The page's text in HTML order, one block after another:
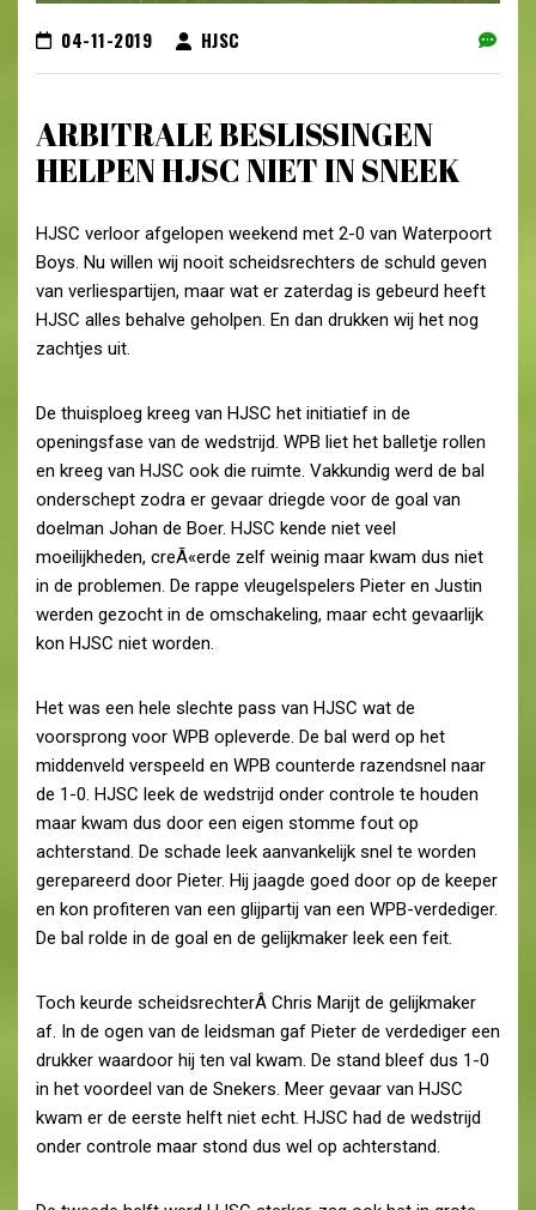
04-11-2019 HJSC
ARBITRALE BESLISSINGEN
HELPEN HJSC NIET IN SNEEK
HJSC verloor afgelopen weekend met 2-0 van Waterpoort
Boys. Nu willen wij nooit scheidsrechters de schuld geven
van verliespartijen, maar wat er zaterdag is gebeurd heeft
HJSC alles behalve geholpen. En dan drukken wij het nog
zachtjes uit.
De thuisploeg kreeg van HJSC het initiatief in de
openingsfase van de wedstrijd. WPB liet het balletje rollen
en kreeg van HJSC ook die ruimte. Vakkundig werd de bal
onderschept zodra er gevaar driegde voor de goal van
doelman Johan de Boer. HJSC kende niet veel
moeilijkheden, creÃ«erde zelf weinig maar kwam dus niet
in de problemen. De rappe vleugelspelers Pieter en Justin
werden gezocht in de omschakeling, maar echt gevaarlijk
kon HJSC niet worden.
Het was een hele slechte pass van HJSC wat de
voorsprong voor WPB opleverde. De bal werd op het
middenveld verspeeld en WPB counterde razendsnel naar
de 1-0. HJSC leek de wedstrijd onder controle te houden
maar kwam dus door een eigen stomme fout op
achterstand. De schade leek aanvankelijk snel te worden
gerepareerd door Pieter. Hij jaagde goed door op de keeper
en kon profiteren van een glijpartij van een WPB-verdediger.
De bal rolde in de goal en de gelijkmaker leek een feit.
Toch keurde scheidsrechterÂ Chris Marijt de gelijkmaker
af. In de ogen van de leidsman gaf Pieter de verdediger een
drukker waardoor hij ten val kwam. De stand bleef dus 1-0
in het voordeel van de Snekers. Meer gevaar van HJSC
kwam er de eerste helft niet echt. HJSC had de wedstrijd
onder controle maar stond dus wel op achterstand.